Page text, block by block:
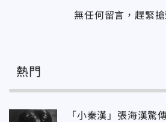
無任何留言，趕緊搶
熱門
「小秦漢」張海漢